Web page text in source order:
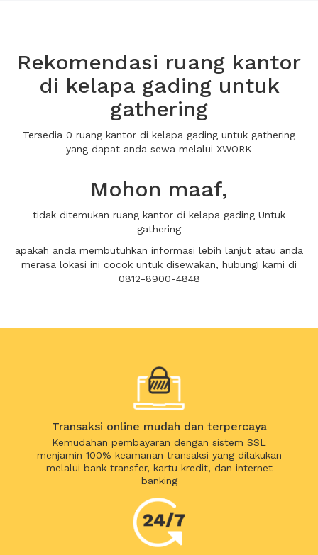
Rekomendasi ruang kantor
di kelapa gading untuk
gathering
Tersedia 0 ruang kantor di kelapa gading untuk gathering
yang dapat anda sewa melalui XWORK
Mohon maaf,
tidak ditemukan ruang kantor di kelapa gading Untuk
gathering
apakah anda membutuhkan informasi lebih lanjut atau anda
merasa lokasi ini cocok untuk disewakan, hubungi kami di
0812-8900-4848
Transaksi online mudah dan terpercaya
Kemudahan pembayaran dengan sistem SSL
menjamin 100% keamanan transaksi yang dilakukan
melalui bank transfer, kartu kredit, dan internet
banking